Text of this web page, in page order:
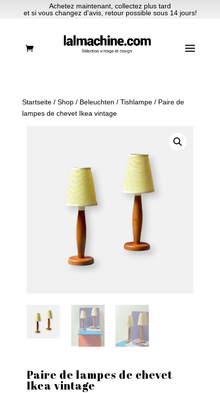
Achetez maintenant, collectez plus tard
et si vous changez d'avis, retour possible sous 14 jours!
Startseite/ Shop/ Beleuchten / Tishlampe/ Paire de
lampes de chevet Ikea vintage
Paire de lampes de chevet
Ikea vintage